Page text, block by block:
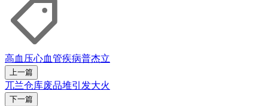
高血压心血管疾病普杰立
上一篇
兀兰仓库废品堆引发大火
下一篇